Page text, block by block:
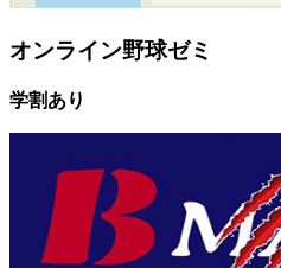
オンライン野球ゼミ
学割あり